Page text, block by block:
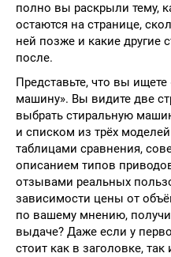
полно вы раскрыли тему,
остаются на странице,
ней позже и какие другие
после.
Представьте, что вы
машину». Вы видите две
выбрать стиральную
и списком из трёх
таблицами сравнения,
описанием типов
отзывами реальных
зависимости цены от
по вашему мнению,
выдаче? Даже если у
стоит как в заголовке,